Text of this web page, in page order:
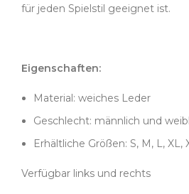
für jeden Spielstil geeignet ist.
Eigenschaften:
Material: weiches Leder
Geschlecht: männlich und
Erhältliche Größen: S, M, L, XL,
Verfügbar links und rechts